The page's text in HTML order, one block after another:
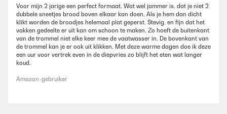
Voor mijn 2 jarige een perfect formaat. Wat wel jammer is, dat je niet 2
dubbele sneetjes brood boven elkaar kan doen. Als je hem dan dicht
klikt worden de broodjes helemaal plat geperst. Stevig, en fijn dat het
vakken gedeelte er uit kan om schoon te maken. Zo hoeft de buitenkant
van de trommel niet elke keer mee de vaatwasser in. De bovenkant van
de trommel kan je er ook uit klikken. Met deze warme dagen doe ik deze
een uur voor vertrek even in de diepvries zo blijft het eten wat langer
koud.
Amazon-gebruiker